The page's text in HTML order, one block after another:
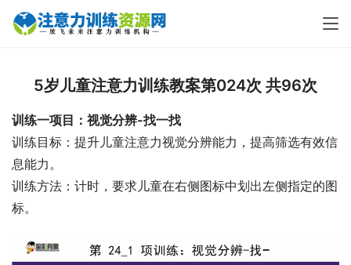
5岁儿童注意力训练教案第024次 共96次
训练一项目：视觉分辨-找一找
训练目标：提升儿童注意力视觉分辨能力，提高筛选有效信
息能力。
训练方法：计时，要求儿童在右侧图标中划出左侧指定的图
标。